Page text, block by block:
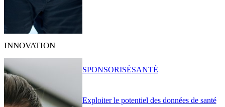
INNOVATION
Exploiter le potentiel des données de santé
SPONSORISÉSANTÉ